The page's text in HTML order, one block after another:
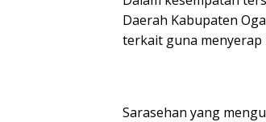
Daerah Kabupaten
terkait guna
Sarasehan yang